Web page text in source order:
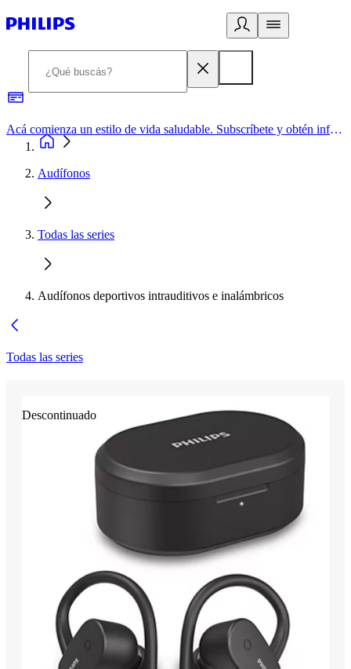
Acá comienza un estilo de vida saludable. Subscríbete y obtén información de primera mano
Audífonos
Todas las series
Audífonos deportivos intrauditivos e inalámbricos
Todas las series
Descontinuado